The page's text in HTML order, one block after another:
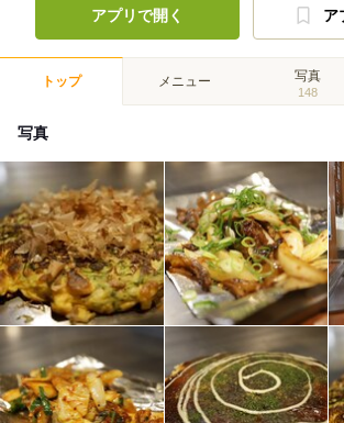
アプリで開く ア
トップ メニュー 写真
148
写真